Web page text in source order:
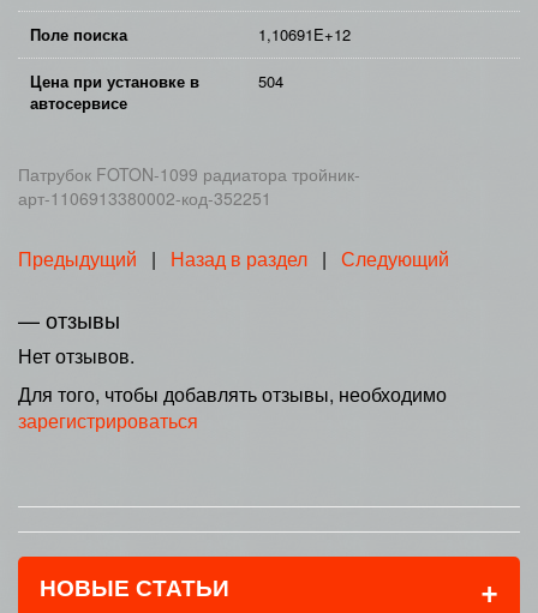
Поле поиска 1,10691E+12
Цена при установке в
автосервисе
504
Патрубок FOTON-1099 радиатора тройник-
арт-1106913380002-код-352251
Предыдущий | Назад в раздел | Следующий
— отзывы
Нет отзывов.
Для того, чтобы добавлять отзывы, необходимо
зарегистрироваться
НОВЫЕ СТАТЬИ +